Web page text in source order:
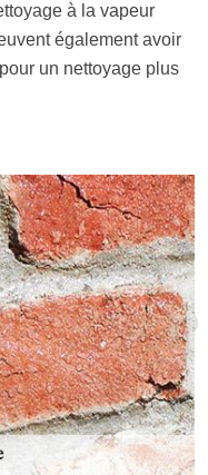
à la vapeur
également avoir
un nettoyage plus